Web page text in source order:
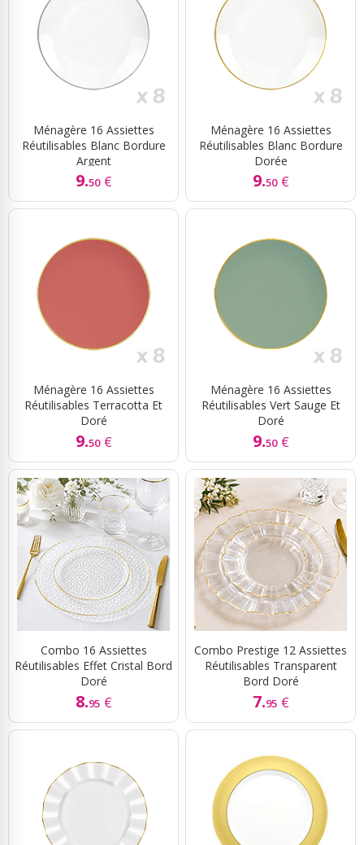
Ménagère 16 Assiettes
Réutilisables Blanc Bordure
Argent
9.50 €
Ménagère 16 Assiettes
Réutilisables Blanc Bordure
Dorée
9.50 €
Ménagère 16 Assiettes
Réutilisables Terracotta Et
Doré
9.50 €
Ménagère 16 Assiettes
Réutilisables Vert Sauge Et
Doré
9.50 €
Combo 16 Assiettes
Réutilisables Effet Cristal Bord
Doré
8.95 €
Combo Prestige 12 Assiettes
Réutilisables Transparent
Bord Doré
7.95 €